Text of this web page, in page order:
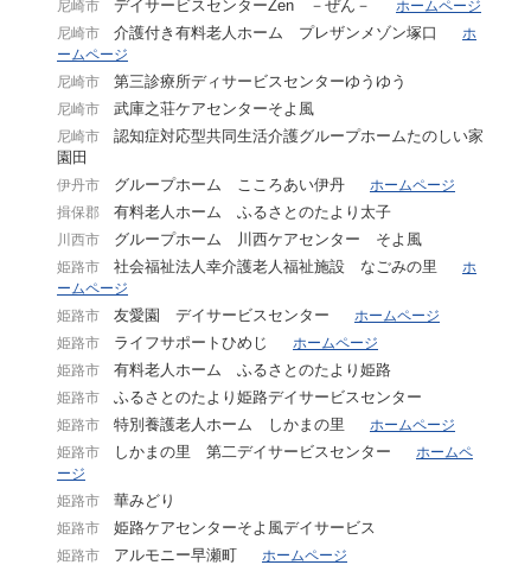
尼崎市 デイサービスセンターZen －ぜん－
ホームページ
尼崎市
介護付き有料老人ホーム プレザンメゾン塚口
ホ
ームページ
尼崎市
第三診療所ディサービスセンターゆうゆう
尼崎市 武庫之荘ケアセンターそよ風
尼崎市
認知症対応型共同生活介護グループホームたのしい家
園田
伊丹市 グループホーム こころあい伊丹
ホームページ
揖保郡
有料老人ホーム ふるさとのたより太子
川西市 グループホーム 川西ケアセンター そよ風
姫路市 社会福祉法人幸介護老人福祉施設 なごみの里
ホ
ームページ
姫路市
友愛園 デイサービスセンター
ホームページ
姫路市
ライフサポートひめじ
ホームページ
姫路市
有料老人ホーム ふるさとのたより姫路
姫路市 ふるさとのたより姫路デイサービスセンター
姫路市 特別養護老人ホーム しかまの里
ホームページ
姫路市
しかまの里 第二デイサービスセンター
ホームペ
ージ
姫路市
華みどり
姫路市 姫路ケアセンターそよ風デイサービス
姫路市 アルモニー早瀬町
ホームページ